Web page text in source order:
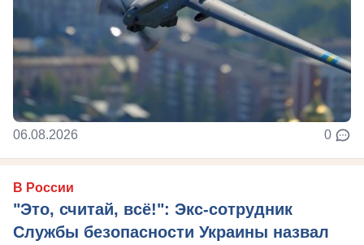
06.08.2026 0
В России
"Это, считай, всё!": Экс-сотрудник
Службы безопасности Украины назвал